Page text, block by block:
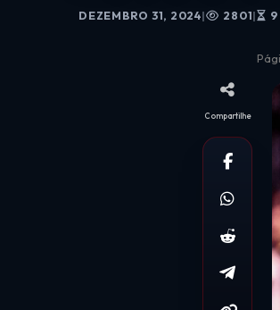
DEZEMBRO 31, 2024| 2801| 9
Compartilhe